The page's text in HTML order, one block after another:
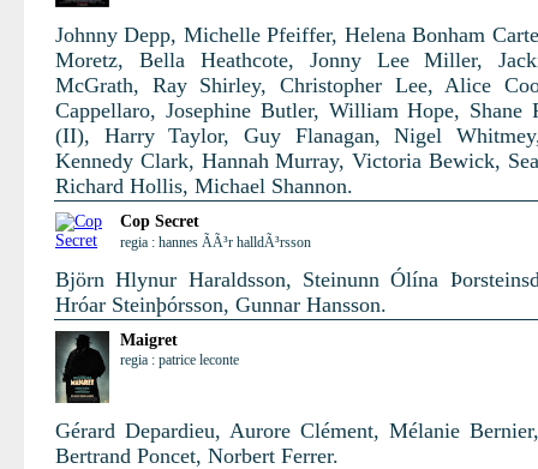
Johnny Depp, Michelle Pfeiffer, Helena Bonham
Moretz, Bella Heathcote, Jonny Lee Miller,
McGrath, Ray Shirley, Christopher Lee, Alice
Cappellaro, Josephine Butler, William Hope, Shane
(II), Harry Taylor, Guy Flanagan, Nigel
Kennedy Clark, Hannah Murray, Victoria Bewick,
Richard Hollis, Michael Shannon.
Cop Secret
regia : hannes ÃÃ³r halldÃ³rsson
Björn Hlynur Haraldsson, Steinunn Ólína
Hróar Steinþórsson, Gunnar Hansson.
Maigret
regia : patrice leconte
Gérard Depardieu, Aurore Clément, Mélanie
Bertrand Poncet, Norbert Ferrer.